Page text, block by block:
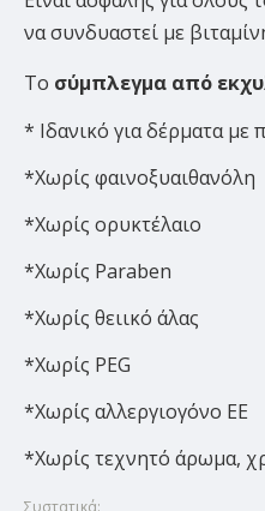
να συνδυαστεί με
To σύμπλεγμα από
* Ιδανικό για δέρματα
*Χωρίς φαινοξυαιθανόλη
*Χωρίς ορυκτέλαιο
*Χωρίς Paraben
*Χωρίς θειικό άλας
*Χωρίς PEG
*Χωρίς αλλεργιογόνο ΕΕ
*Χωρίς τεχνητό άρωμα,
Συστατικά: